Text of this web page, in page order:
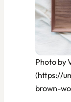
Photo by
(https://
brown-